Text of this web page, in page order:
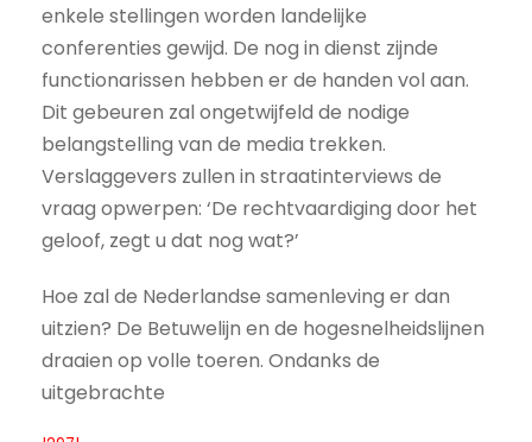
enkele stellingen worden landelijke
conferenties gewijd. De nog in dienst zijnde
functionarissen hebben er de handen vol aan.
Dit gebeuren zal ongetwijfeld de nodige
belangstelling van de media trekken.
Verslaggevers zullen in straatinterviews de
vraag opwerpen: ‘De rechtvaardiging door het
geloof, zegt u dat nog wat?’
Hoe zal de Nederlandse samenleving er dan
uitzien? De Betuwelijn en de hogesnelheidslijnen
draaien op volle toeren. Ondanks de
uitgebrachte